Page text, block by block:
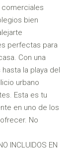
bien
perfectas para
Con una
la playa del
urbano
Esta es tu
en uno de los
No
INCLUIDOS EN